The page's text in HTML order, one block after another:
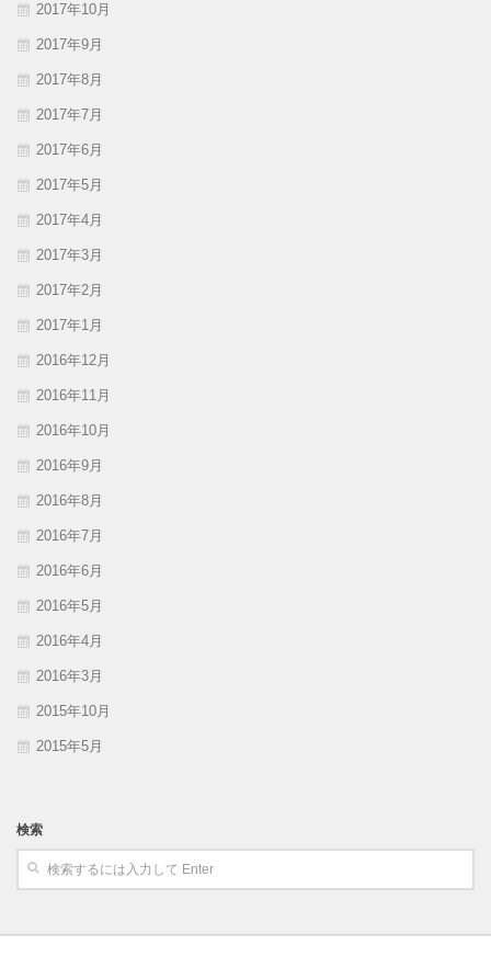
2017年10月
2017年9月
2017年8月
2017年7月
2017年6月
2017年5月
2017年4月
2017年3月
2017年2月
2017年1月
2016年12月
2016年11月
2016年10月
2016年9月
2016年8月
2016年7月
2016年6月
2016年5月
2016年4月
2016年3月
2015年10月
2015年5月
検索